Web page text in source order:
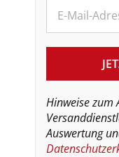
Hinweise zum
Auswertung